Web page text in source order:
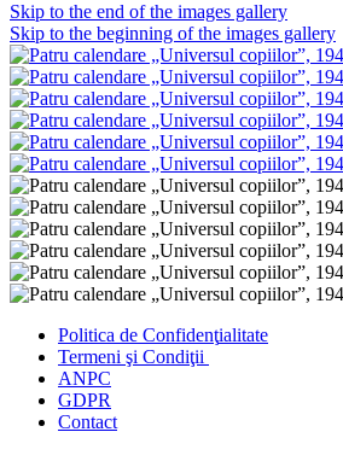
Skip to the end of the images gallery
Skip to the beginning of the images gallery
Politica de Confidenţialitate
Termeni şi Condiţii
ANPC
GDPR
Contact